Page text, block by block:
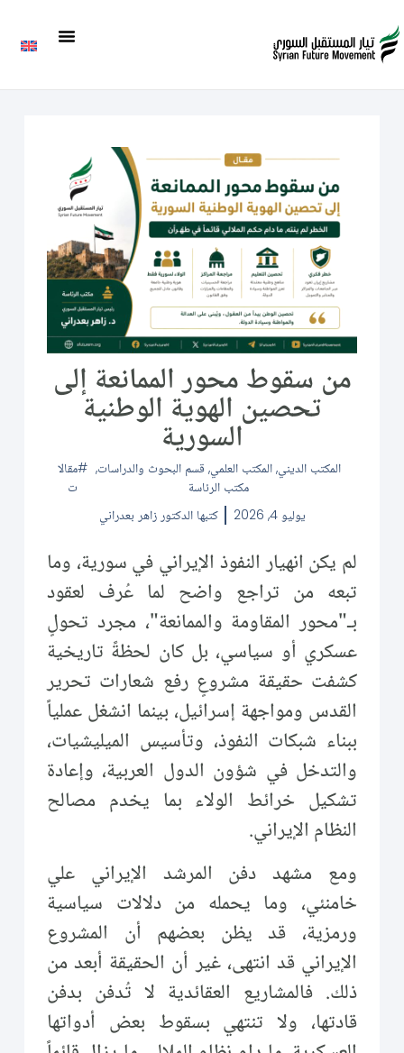
من سقوط محور الممانعة إلى
تحصين الهوية الوطنية
السورية
المكتب الديني, المكتب العلمي, قسم البحوث والدراسات,
مكتب الرئاسة
مقالا
ت
يوليو 4, 2026
كتبها الدكتور زاهر بعدراني
لم يكن انهيار النفوذ الإيراني في سورية، وما
تبعه من تراجع واضح لما عُرف لعقود
بـ"محور المقاومة والممانعة"، مجرد تحولٍ
عسكري أو سياسي، بل كان لحظةً تاريخية
كشفت حقيقة مشروعٍ رفع شعارات تحرير
القدس ومواجهة إسرائيل، بينما انشغل عملياً
ببناء شبكات النفوذ، وتأسيس الميليشيات،
والتدخل في شؤون الدول العربية، وإعادة
تشكيل خرائط الولاء بما يخدم مصالح
النظام الإيراني.
ومع مشهد دفن المرشد الإيراني علي
خامنئي، وما يحمله من دلالات سياسية
ورمزية، قد يظن بعضهم أن المشروع
الإيراني قد انتهى، غير أن الحقيقة أبعد من
ذلك. فالمشاريع العقائدية لا تُدفن بدفن
قادتها، ولا تنتهي بسقوط بعض أدواتها